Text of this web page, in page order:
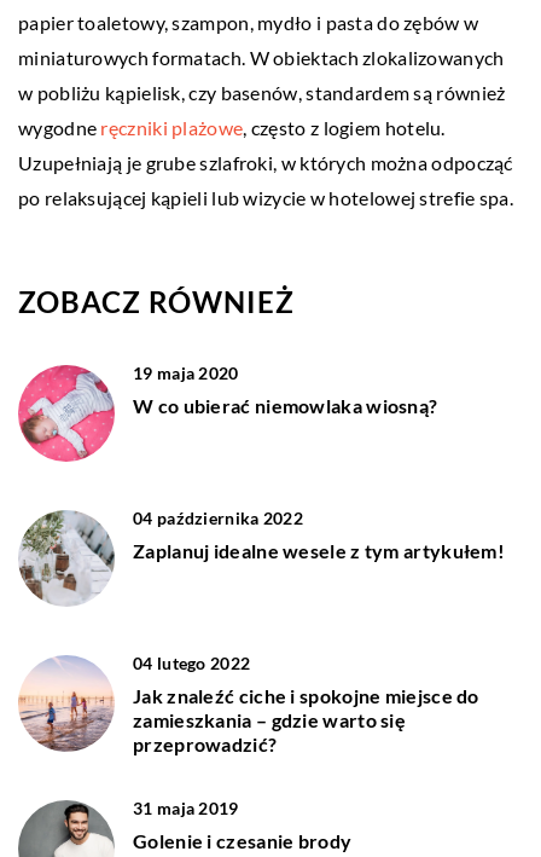
papier toaletowy, szampon, mydło i pasta do zębów w
miniaturowych formatach. W obiektach zlokalizowanych
w pobliżu kąpielisk, czy basenów, standardem są również
wygodne ręczniki plażowe , często z logiem hotelu.
Uzupełniają je grube szlafroki, w których można odpocząć
po relaksującej kąpieli lub wizycie w hotelowej strefie spa.
ZOBACZ RÓWNIEŻ
19 maja 2020
W co ubierać niemowlaka wiosną?
04 października 2022
Zaplanuj idealne wesele z tym artykułem!
04 lutego 2022
Jak znaleźć ciche i spokojne miejsce do
zamieszkania – gdzie warto się
przeprowadzić?
31 maja 2019
Golenie i czesanie brody